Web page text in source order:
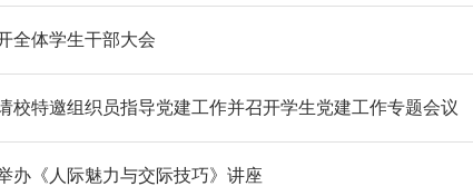
全体学生干部大会
校特邀组织员指导党建工作并召开学生党建工作专题会议
办《人际魅力与交际技巧》讲座